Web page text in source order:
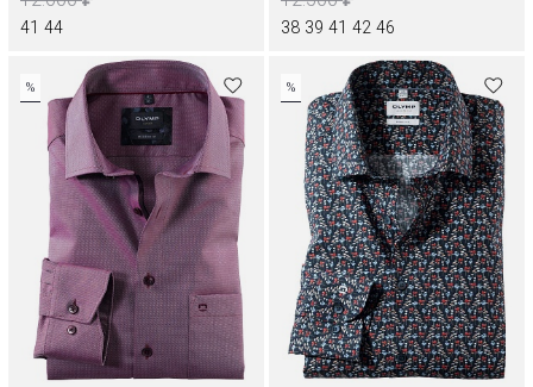
41 44 38 39 41 42 46
% %